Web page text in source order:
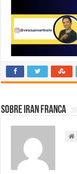
Sobre Iran Franca